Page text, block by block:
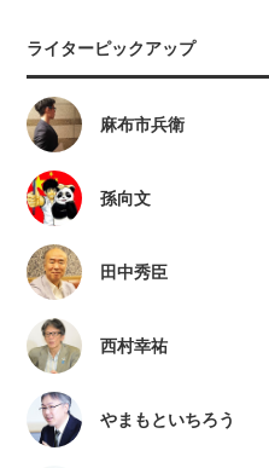
ライターピックアップ
麻布市兵衛
孫向文
田中秀臣
西村幸祐
やまもといちろう